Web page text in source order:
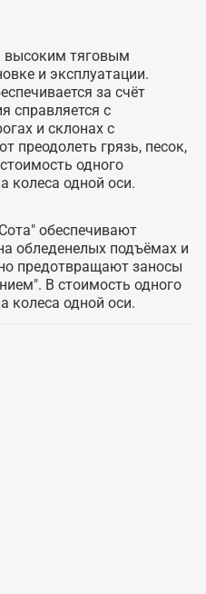
высоким тяговым
и эксплуатации.
за счёт
справляется с
и склонах с
преодолеть грязь, песок,
одного
колеса одной оси.
обеспечивают
обледенелых подъёмах и
предотвращают заносы
В стоимость одного
колеса одной оси.